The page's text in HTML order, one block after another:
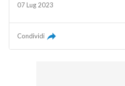
07 Lug 2023
Condividi